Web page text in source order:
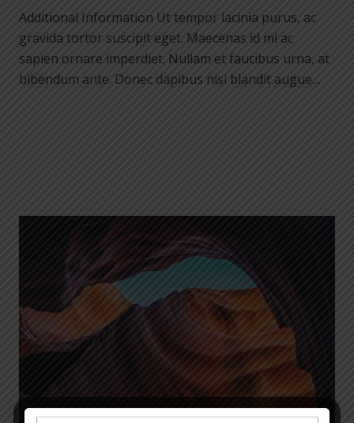
Additional Information Ut tempor lacinia purus, ac
gravida tortor suscipit eget. Maecenas id mi ac
sapien ornare imperdiet. Nullam et faucibus urna, at
bibendum ante. Donec dapibus nisi blandit augue…